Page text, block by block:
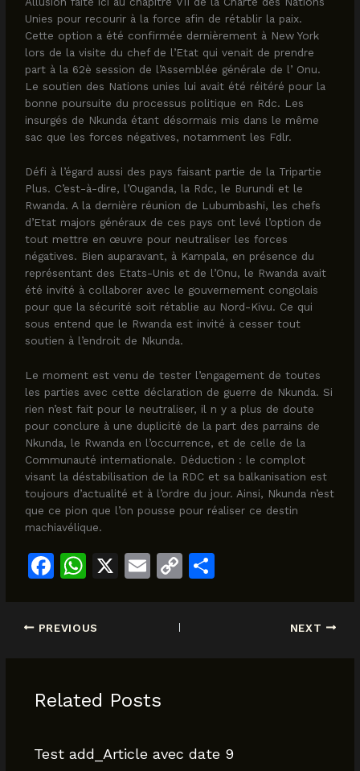
Unies pour recourir à la force afin de rétablir la paix.
Cette option a été confirmée dernièrement à New York
lors de la visite du chef de l’Etat qui venait de prendre
part à la 62è session de l’Assemblée générale de l’ Onu.
Le soutien des Nations unies lui avait été réitéré pour la
bonne poursuite du processus politique en Rdc. Les
insurgés de Nkunda étant désormais mis dans le même
sac que les forces négatives, notamment les Fdlr.
Défi à l’égard aussi des pays faisant partie de la Tripartie
Plus. C’est-à-dire, l’Ouganda, la Rdc, le Burundi et le
Rwanda. A la dernière réunion de Lubumbashi, les chefs
d’Etat majors généraux de ces pays ont levé l’option de
tout mettre en œuvre pour neutraliser les forces
négatives. Bien auparavant, à Kampala, en présence du
représentant des Etats-Unis et de l’Onu, le Rwanda avait
été invité à collaborer avec le gouvernement congolais
pour que la sécurité soit rétablie au Nord-Kivu. Ce qui
sous entend que le Rwanda est invité à cesser tout
soutien à l’endroit de Nkunda.
Le moment est venu de tester l’engagement de toutes
les parties avec cette déclaration de guerre de Nkunda. Si
rien n’est fait pour le neutraliser, il n y a plus de doute
pour conclure à une duplicité de la part des parrains de
Nkunda, le Rwanda en l’occurrence, et de celle de la
Communauté internationale. Déduction : le complot
visant la déstabilisation de la RDC et sa balkanisation est
toujours d’actualité et à l’ordre du jour. Ainsi, Nkunda n’est
que ce pion que l’on pousse pour réaliser ce destin
machiavélique.
F
c
o
k
W
at
p
X
E
C
PREVIOUS NEXT
Related Posts
Test add_Article avec date 9